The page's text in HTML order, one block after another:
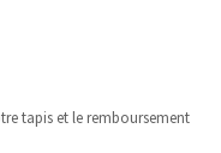
tapis et le remboursement